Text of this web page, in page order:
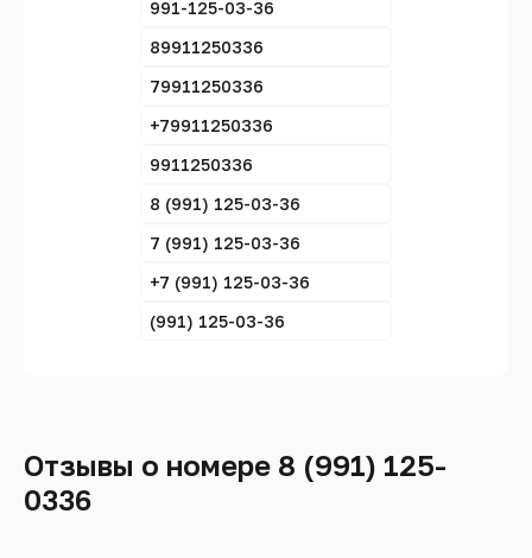
991-125-03-36
89911250336
79911250336
+79911250336
9911250336
8 (991) 125-03-36
7 (991) 125-03-36
+7 (991) 125-03-36
(991) 125-03-36
Отзывы о номере 8 (991) 125-
0336